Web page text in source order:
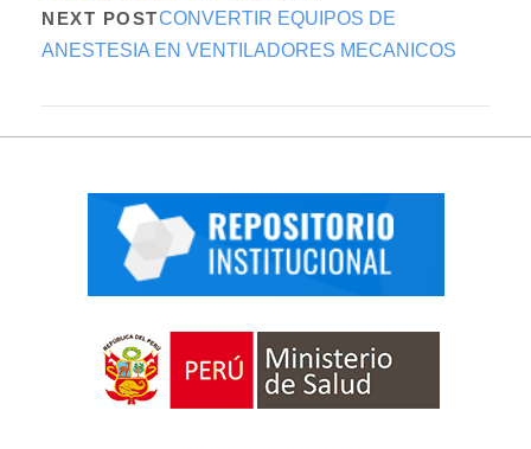
NEXT POSTCONVERTIR EQUIPOS DE
ANESTESIA EN VENTILADORES MECANICOS